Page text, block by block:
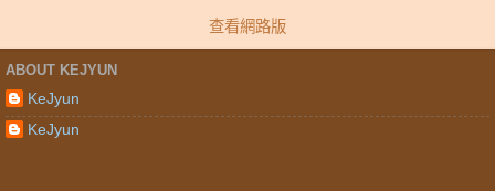
查看網路版
ABOUT KEJYUN
KeJyun
KeJyun